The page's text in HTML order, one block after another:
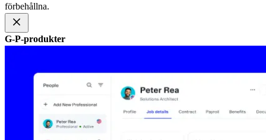
förbehållna.​​
G-P-produkter​​